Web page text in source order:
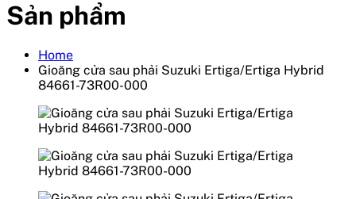
Sản phẩm
Home
Gioăng cửa sau phải Suzuki Ertiga/Ertiga Hybrid
84661-73R00-000